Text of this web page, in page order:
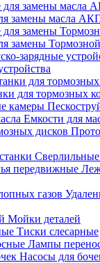
замены масла
замены
для тормозных
Емкости для
Сверлильные
Мойки деталей
Тиски слесарные
Лампы
Насосы для